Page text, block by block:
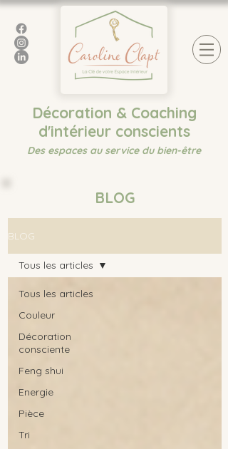
Décoration & Coaching
d'intérieur conscients
Des espaces au service du bien-être
BLOG
BLOG
Tous les articles
Couleur
Décoration
consciente
Feng shui
Energie
Pièce
Tri
Tous les articles